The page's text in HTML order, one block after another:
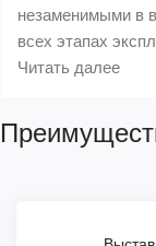
незаменимыми в
всех этапах
Читать далее